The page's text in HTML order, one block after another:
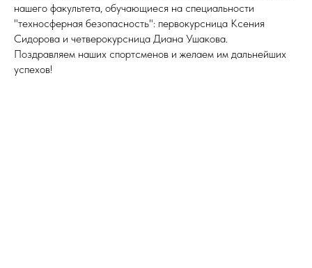
нашего факультета, обучающиеся на специальности
"техносферная безопасность": первокурсница Ксения
Сидорова и четверокурсница Диана Ушакова.
Поздравляем наших спортсменов и желаем им дальнейших
успехов!